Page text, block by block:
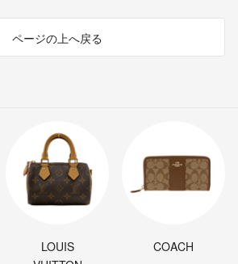
ページの上へ戻る
LOUIS
COACH